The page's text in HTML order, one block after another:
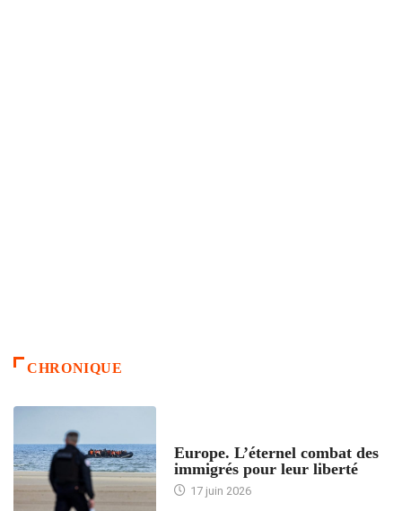
CHRONIQUE
Europe. L’éternel combat des
immigrés pour leur liberté
17 juin 2026